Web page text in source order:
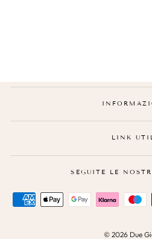
LINK
SEGUITE LE
© 2026 Due